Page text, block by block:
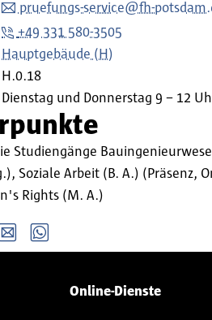
pruefungs-service@fh-
+49 331 580-3505
Hauptgebäude (H)
H.0.18
Dienstag und Donnerstag 9 – 12
Studiengänge
Soziale Arbeit (B. A.)
Rights (M. A.)
email Whatsapp
Online-Dienste